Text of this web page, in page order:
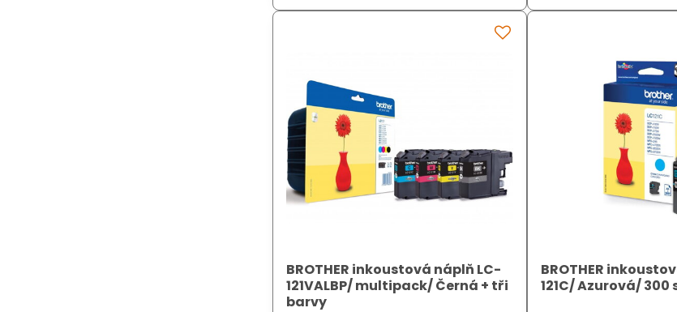
BROTHER inkoustová náplň LC-
121VALBP/ multipack/ Černá + tři
barvy
BROTHER
121C/ Azurová/ 300